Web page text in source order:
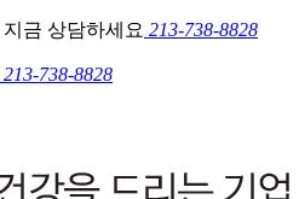
지금 상담하세요 213-738-8828
213-738-8828